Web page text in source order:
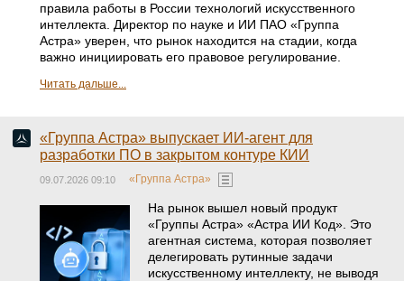
правила работы в России технологий искусственного
интеллекта. Директор по науке и ИИ ПАО «Группа
Астра» уверен, что рынок находится на стадии, когда
важно инициировать его правовое регулирование.
Читать дальше...
«Группа Астра» выпускает ИИ-агент для
разработки ПО в закрытом контуре КИИ
09.07.2026 09:10 «Группа Астра»
На рынок вышел новый продукт
«Группы Астра» «Астра ИИ Код». Это
агентная система, которая позволяет
делегировать рутинные задачи
искусственному интеллекту, не выводя